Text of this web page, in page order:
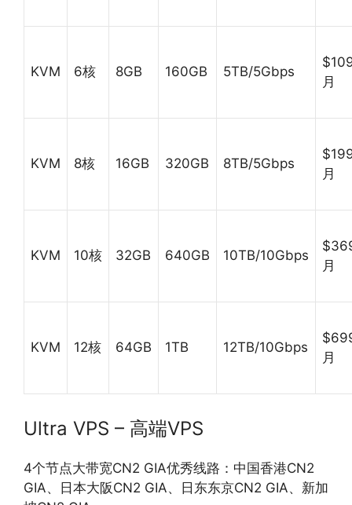
KVM 6核 8GB 160GB 5TB/5Gbps
月
KVM 8核 16GB 320GB 8TB/5Gbps
月
KVM 10核 32GB 640GB 10TB/10Gbps
月
KVM 12核 64GB 1TB 12TB/10Gbps
月
Ultra VPS – 高端VPS
4个节点大带宽CN2 GIA优秀线路：中国香港CN2
GIA、日本大阪CN2 GIA、日东东京CN2 GIA、新加